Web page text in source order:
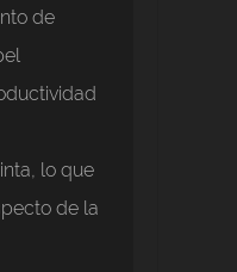
de
lo que
de la